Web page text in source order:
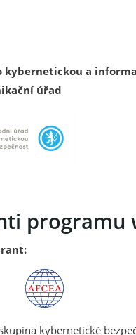
kybernetickou a
úřad
programu
kybernetické